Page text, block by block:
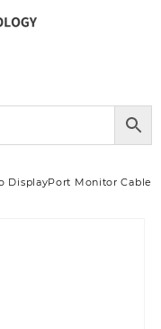
DisplayPort Monitor Cable